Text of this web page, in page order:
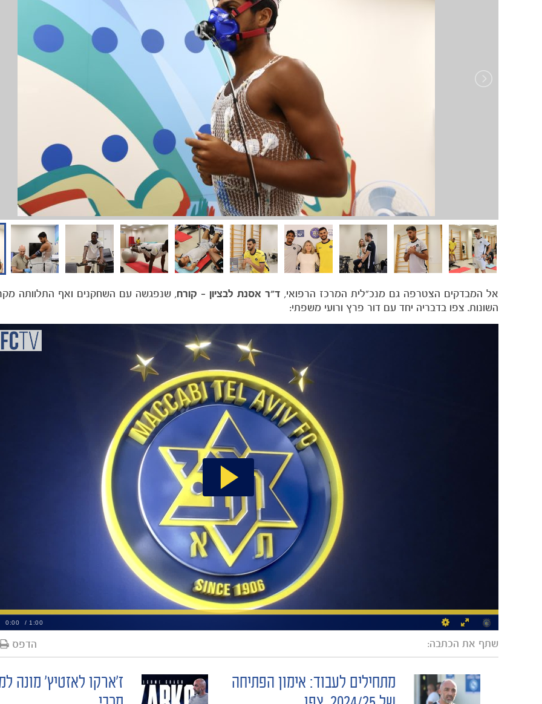
אל המבדקים הצטרפה גם מנכ"לית המרכז הרפואי, ​ד"ר אסנת לבציון – קורח, שנפגשה עם השחקנים ואף התלוותה
השונות. צפו בדבריה יחד עם דור פרץ ורועי משפתי:
שתף את הכתבה: הדפס
POST
ז'ארקו לאזטיץ' מונה
מתחילים לעבוד: אימון הפתיחה